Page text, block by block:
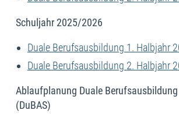
Schuljahr 2025/2026
Duale Berufsausbildung 1. Halbjahr
Duale Berufsausbildung 2. Halbjahr
Ablaufplanung Duale
(DuBAS)